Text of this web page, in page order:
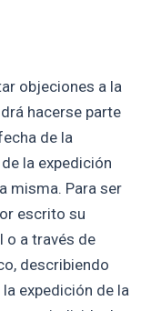
objeciones a la
hacerse parte
de la
la expedición
misma. Para ser
escrito su
o a través de
describiendo
expedición de la